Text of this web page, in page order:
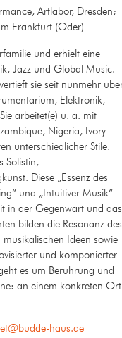
Artlabor, Dresden;
Frankfurt (Oder)
und erhielt eine
Jazz und Global Music.
sie seit nunmehr
Elektronik,
arbeitet(e) u. a. mit
Nigeria, Ivory
unterschiedlicher Stile.
Solistin,
Diese „Essenz des
und „Intuitiver Musik“
in der Gegenwart und das
bilden die Resonanz des
Ideen sowie
und komponierter
es um Berührung und
an einem konkreten Ort
haus.de